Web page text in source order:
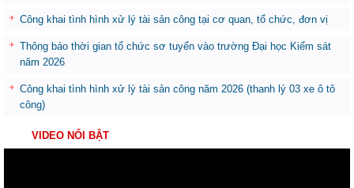
Công khai tình hình xử lý tài sản công tại cơ quan, tổ chức, đơn vị
Thông báo thời gian tổ chức sơ tuyển vào trường Đại học Kiểm sát
năm 2026
Công khai tình hình xử lý tài sản công năm 2026 (thanh lý 03 xe ô tô
công)
VIDEO NỔI BẬT